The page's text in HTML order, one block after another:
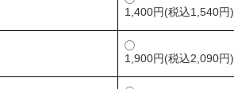
1,400円(税込1,540円)
1,900円(税込2,090円)